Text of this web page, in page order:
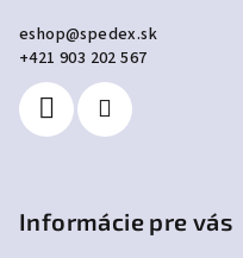
eshop@spedex.sk
+421 903 202 567
Informácie pre vás